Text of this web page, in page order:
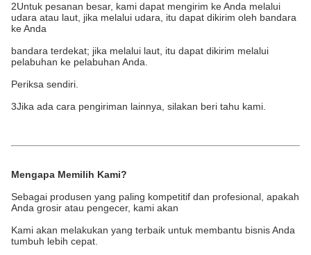
2Untuk pesanan besar, kami dapat mengirim ke Anda melalui
udara atau laut, jika melalui udara, itu dapat dikirim oleh bandara
ke Anda
bandara terdekat; jika melalui laut, itu dapat dikirim melalui
pelabuhan ke pelabuhan Anda.
Periksa sendiri.
3Jika ada cara pengiriman lainnya, silakan beri tahu kami.
Mengapa Memilih Kami?
Sebagai produsen yang paling kompetitif dan profesional, apakah
Anda grosir atau pengecer, kami akan
Kami akan melakukan yang terbaik untuk membantu bisnis Anda
tumbuh lebih cepat.